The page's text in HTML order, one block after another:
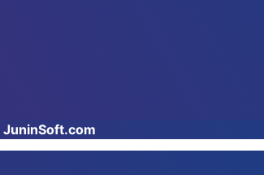
JuninSoft.com